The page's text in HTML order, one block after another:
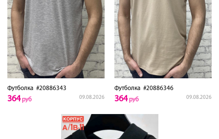
Футболка #20886343
09.08.2026
364руб
Футболка #20886346
09.08.2026
364руб